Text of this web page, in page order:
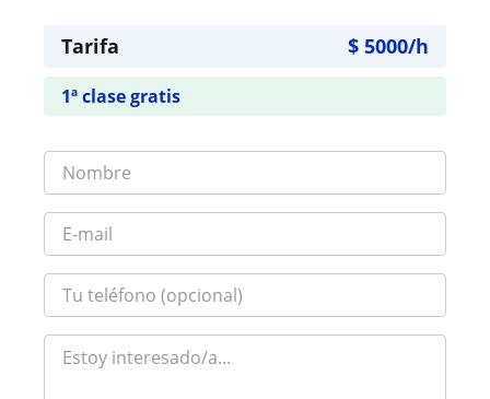
Tarifa $ 5000/h
1ª clase gratis